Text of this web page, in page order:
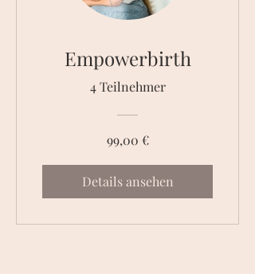
Empowerbirth
4 Teilnehmer
99,00 €
Details ansehen